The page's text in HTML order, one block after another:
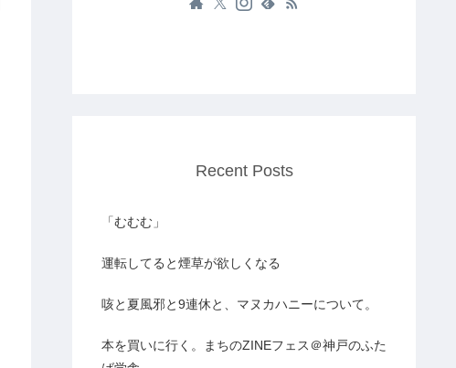
Recent Posts
「むむむ」
運転してると煙草が欲しくなる
咳と夏風邪と9連休と、マヌカハニーについて。
本を買いに行く。まちのZINEフェス＠神戸のふた